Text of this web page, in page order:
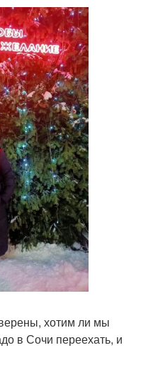
хотим ли мы
в Сочи переехать, и